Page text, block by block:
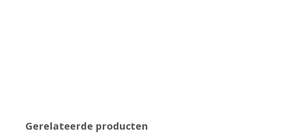
Gerelateerde producten